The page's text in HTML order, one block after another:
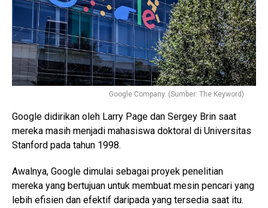
Google Company. (Sumber: The Keyword)
Google didirikan oleh Larry Page dan Sergey Brin saat
mereka masih menjadi mahasiswa doktoral di Universitas
Stanford pada tahun 1998.
Awalnya, Google dimulai sebagai proyek penelitian
mereka yang bertujuan untuk membuat mesin pencari yang
lebih efisien dan efektif daripada yang tersedia saat itu.